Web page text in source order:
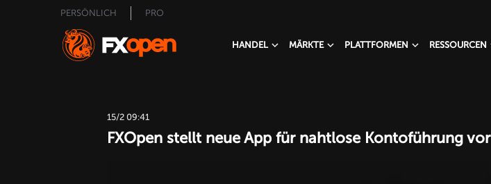
PERSÖNLICH PRO
HANDEL MÄRKTE PLATTFORMEN RESSOURCEN
15/2 09:41
FXOpen stellt neue App für nahtlose Kontoführung vor